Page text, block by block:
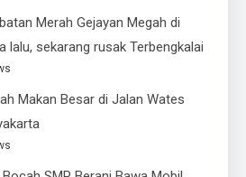
Merah Gejayan Megah di
lalu, sekarang rusak Terbengkalai
Makan Besar di Jalan Wates